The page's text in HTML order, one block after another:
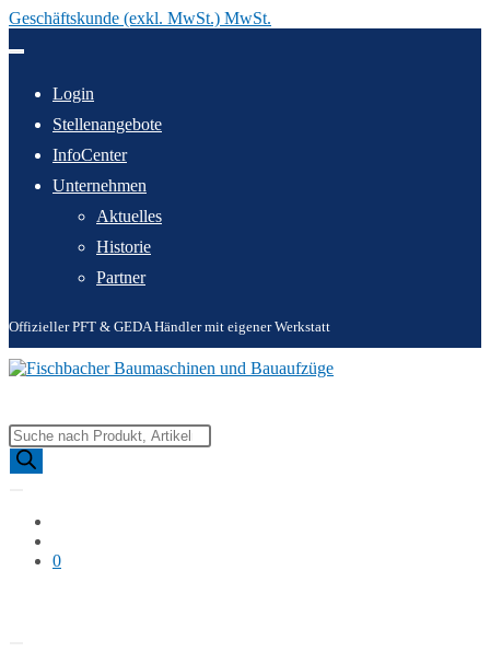
Geschäftskunde (exkl. MwSt.) MwSt.
Inhalt
Login
Stellenangebote
InfoCenter
Unternehmen
Aktuelles
Historie
Partner
Offizieller PFT & GEDA Händler mit eigener Werkstatt
Products
search
0